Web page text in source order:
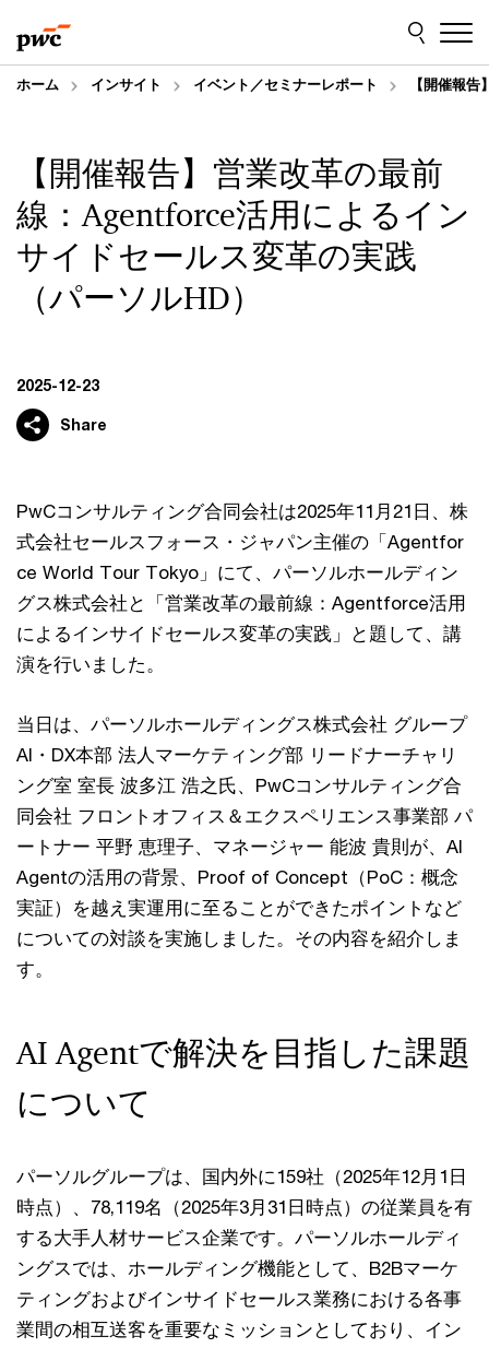
to
content
to
footer
ホーム インサイト イベント／セミナーレポート 【開催報
【開催報告】営業改革の最前
線：Agentforce活用によるイン
サイドセールス変革の実践
（パーソルHD）
2025-12-23
Share
PwCコンサルティング合同会社は2025年11月21日、株
式会社セールスフォース・ジャパン主催の「Agentfor
ce World Tour Tokyo」にて、パーソルホールディン
グス株式会社と「営業改革の最前線：Agentforce活用
によるインサイドセールス変革の実践」と題して、講
演を行いました。
当日は、パーソルホールディングス株式会社 グループ
AI・DX本部 法人マーケティング部 リードナーチャリ
ング室 室長 波多江 浩之氏、PwCコンサルティング合
同会社 フロントオフィス＆エクスペリエンス事業部 パ
ートナー 平野 恵理子、マネージャー 能波 貴則が、AI
Agentの活用の背景、Proof of Concept（PoC：概念
実証）を越え実運用に至ることができたポイントなど
についての対談を実施しました。その内容を紹介しま
す。
AI Agentで解決を目指した課題
について
パーソルグループは、国内外に159社（2025年12月1日
時点）、78,119名（2025年3月31日時点）の従業員を有
する大手人材サービス企業です。パーソルホールディ
ングスでは、ホールディング機能として、B2Bマーケ
ティングおよびインサイドセールス業務における各事
業間の相互送客を重要なミッションとしており、イン